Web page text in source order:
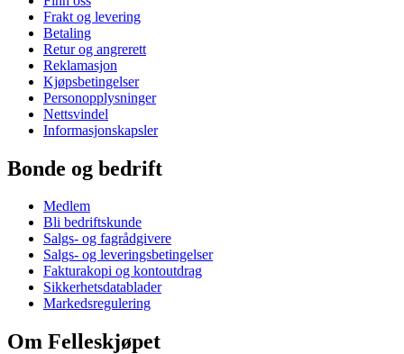
Frakt og levering
Betaling
Retur og angrerett
Reklamasjon
Kjøpsbetingelser
Personopplysninger
Nettsvindel
Informasjonskapsler
Bonde og bedrift
Medlem
Bli bedriftskunde
Salgs- og fagrådgivere
Salgs- og leveringsbetingelser
Fakturakopi og kontoutdrag
Sikkerhetsdatablader
Markedsregulering
Om Felleskjøpet